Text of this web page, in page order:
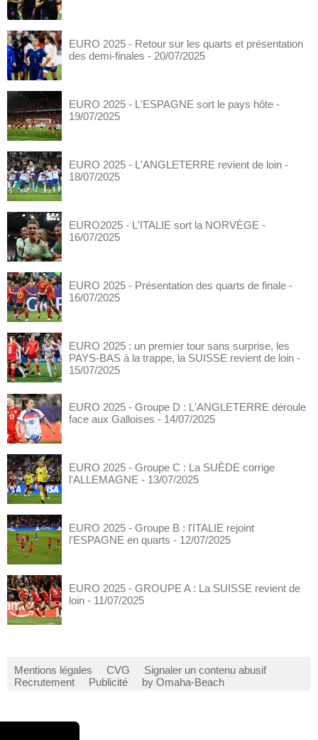
EURO 2025 - Retour sur les quarts et présentation
des demi-finales - 20/07/2025
EURO 2025 - L'ESPAGNE sort le pays hôte -
19/07/2025
EURO 2025 - L'ANGLETERRE revient de loin -
18/07/2025
EURO2025 - L'ITALIE sort la NORVÈGE -
16/07/2025
EURO 2025 - Présentation des quarts de finale -
16/07/2025
EURO 2025 : un premier tour sans surprise, les
PAYS-BAS à la trappe, la SUISSE revient de loin -
15/07/2025
EURO 2025 - Groupe D : L'ANGLETERRE déroule
face aux Galloises - 14/07/2025
EURO 2025 - Groupe C : La SUÈDE corrige
l'ALLEMAGNE - 13/07/2025
EURO 2025 - Groupe B : l'ITALIE rejoint
l'ESPAGNE en quarts - 12/07/2025
EURO 2025 - GROUPE A : La SUISSE revient de
loin - 11/07/2025
Mentions légales CVG
Signaler un contenu abusif
Recrutement
Publicité by Omaha-Beach